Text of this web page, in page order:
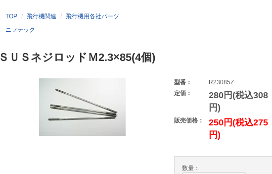
TOP 飛行機関連
飛行機用各社パーツ
ニフテック
ＳＵＳネジロッドＭ2.3×85(4個)
型番：
R23085Z
定価：
280円(税込308
円)
販売価格：
250円(税込275
円)
数量：